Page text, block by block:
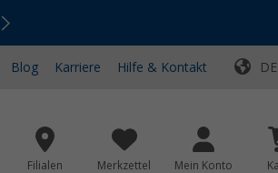
Top-Deals für dein
Blog Karriere Hilfe & Kontakt
Filialen Merkzettel Mein Konto